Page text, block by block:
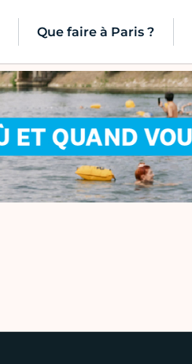
Que faire à Paris ?